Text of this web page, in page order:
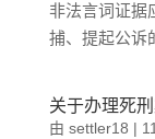
非法言词证据
捕、提起公诉
关于办理死
由 settler18 |